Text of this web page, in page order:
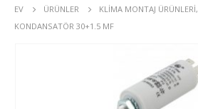
EV ÜRÜNLER KLIMA MONTAJ ÜRÜNLERI,
KONDANSATÖR 30+1.5 MF